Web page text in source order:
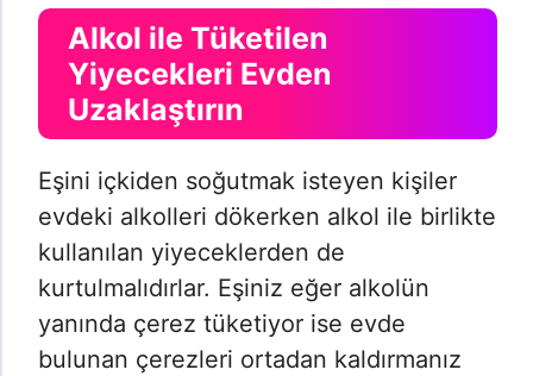
Alkol ile Tüketilen
Yiyecekleri Evden
Uzaklaştırın
Eşini içkiden soğutmak isteyen kişiler
evdeki alkolleri dökerken alkol ile birlikte
kullanılan yiyeceklerden de
kurtulmalıdırlar. Eşiniz eğer alkolün
yanında çerez tüketiyor ise evde
bulunan çerezleri ortadan kaldırmanız